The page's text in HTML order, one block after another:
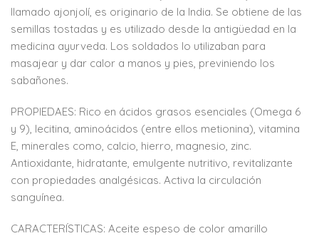
llamado ajonjolí, es originario de la India. Se obtiene de las
semillas tostadas y es utilizado desde la antigüedad en la
medicina ayurveda. Los soldados lo utilizaban para
masajear y dar calor a manos y pies, previniendo los
sabañones.
PROPIEDAES: Rico en ácidos grasos esenciales (Omega 6
y 9), lecitina, aminoácidos (entre ellos metionina), vitamina
E, minerales como, calcio, hierro, magnesio, zinc.
Antioxidante, hidratante, emulgente nutritivo, revitalizante
con propiedades analgésicas. Activa la circulación
sanguínea.
CARACTERÍSTICAS: Aceite espeso de color amarillo